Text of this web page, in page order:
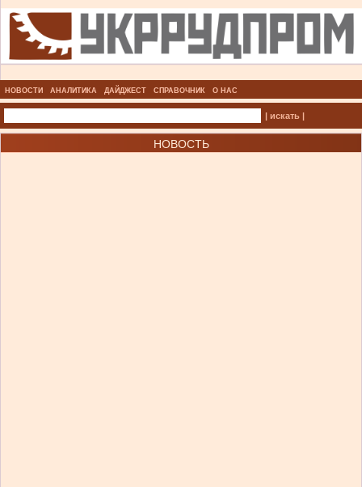
НОВОСТИ АНАЛИТИКА ДАЙДЖЕСТ СПРАВОЧНИК О НАС
| искать |
НОВОСТЬ